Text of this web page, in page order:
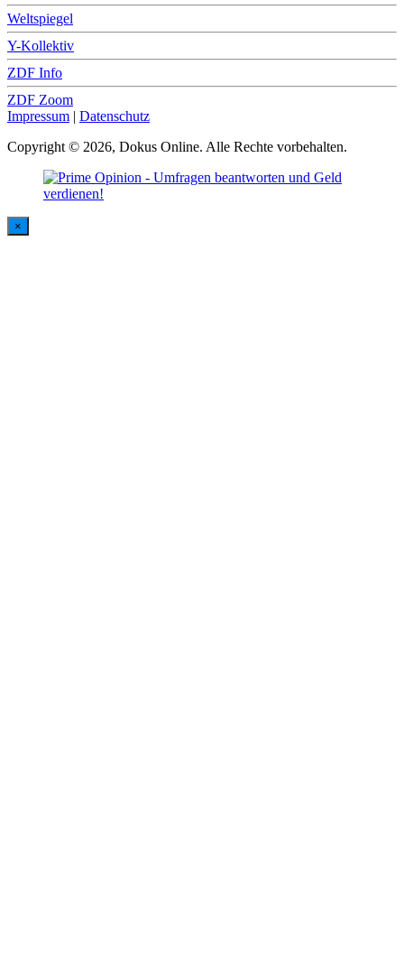
Weltspiegel
Y-Kollektiv
ZDF Info
ZDF Zoom
Impressum | Datenschutz
Copyright © 2026, Dokus Online. Alle Rechte vorbehalten.
×